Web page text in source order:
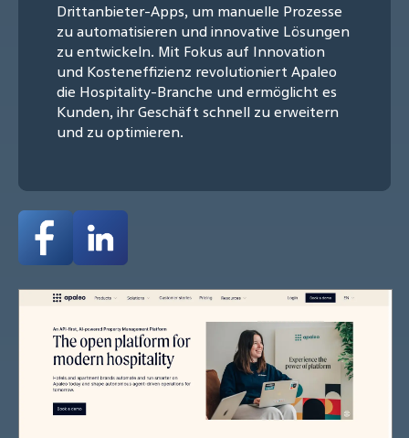
Drittanbieter-Apps, um manuelle Prozesse
zu automatisieren und innovative Lösungen
zu entwickeln. Mit Fokus auf Innovation
und Kosteneffizienz revolutioniert Apaleo
die Hospitality-Branche und ermöglicht es
Kunden, ihr Geschäft schnell zu erweitern
und zu optimieren.